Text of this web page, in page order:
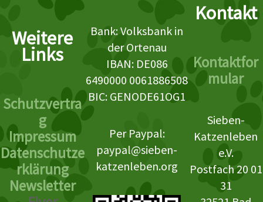
Weitere
Links
Schutzvertra
g
Impressum
Datenschutze
rklärung
Newsletter
Bank: Volksbank in
der Ortenau
IBAN: DE086
6490000 0061886508
BIC: GENODE61OG1
Per Paypal:
paypal@sieben-
katzenleben.org
Kontakt
Kontaktfor
mular
Sieben-
Katzenleben
e.V.
Postfach 20 01
31